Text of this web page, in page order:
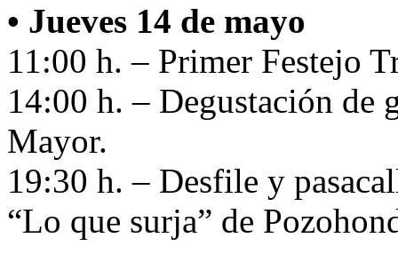
• Jueves 14 de mayo
11:00 h. – Primer Festejo
14:00 h. – Degustación de
Mayor.
19:30 h. – Desfile y
“Lo que surja” de